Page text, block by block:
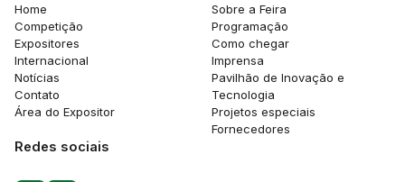
Home
Competição
Expositores
Internacional
Notícias
Contato
Área do Expositor
Sobre a Feira
Programação
Como chegar
Imprensa
Pavilhão de Inovação e
Tecnologia
Projetos especiais
Fornecedores
Redes sociais